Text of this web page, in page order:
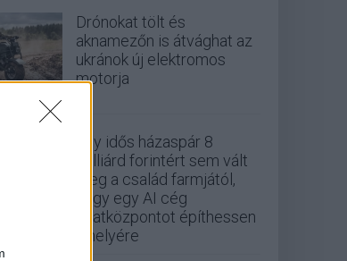
Drónokat tölt és
aknamezőn is átvághat az
ukránok új elektromos
motorja
Egy idős házaspár 8
milliárd forintért sem vált
meg a család farmjától,
hogy egy AI cég
adatközpontot építhessen
a helyére